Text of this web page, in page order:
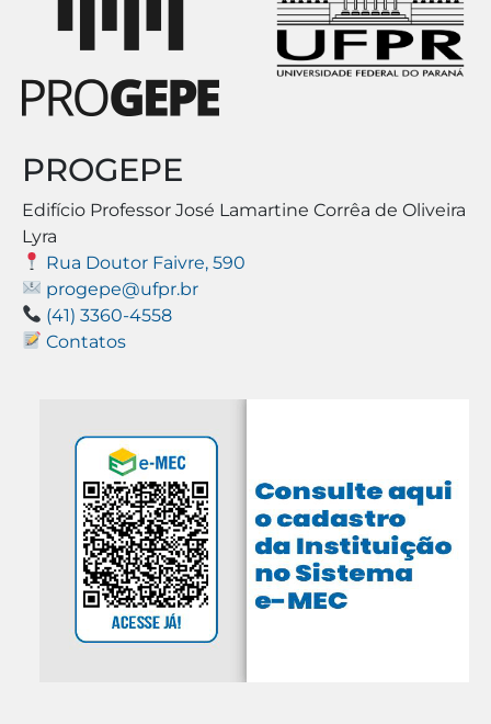
PROGEPE
Edifício Professor José Lamartine Corrêa de Oliveira
Lyra
Rua Doutor Faivre, 590
progepe@ufpr.br
(41) 3360-4558
Contatos